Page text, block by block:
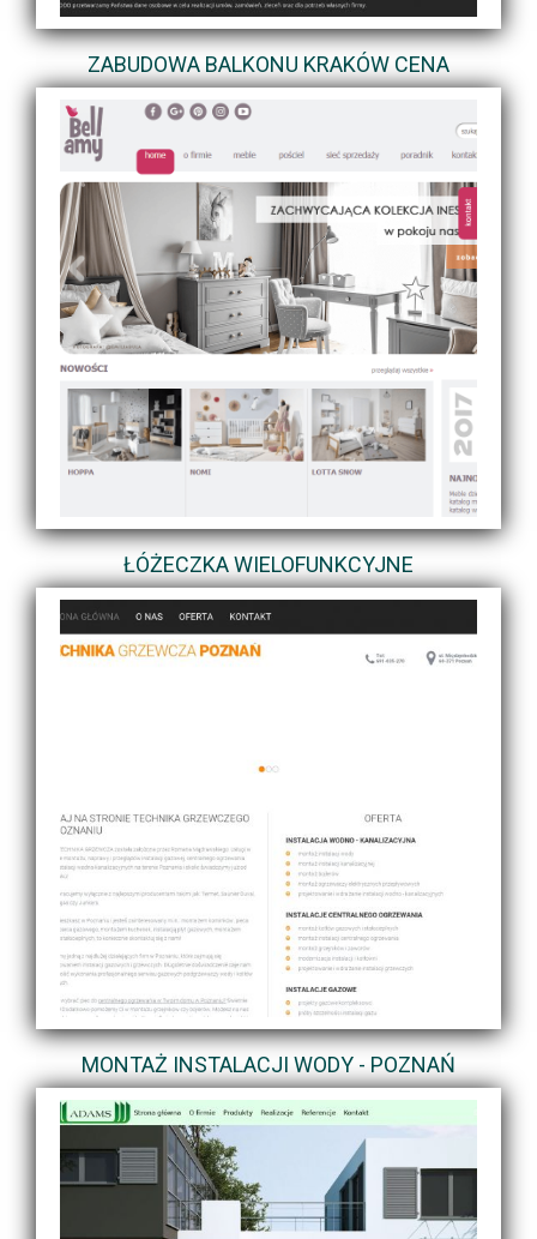
ZABUDOWA BALKONU KRAKÓW CENA
ŁÓŻECZKA WIELOFUNKCYJNE
MONTAŻ INSTALACJI WODY - POZNAŃ